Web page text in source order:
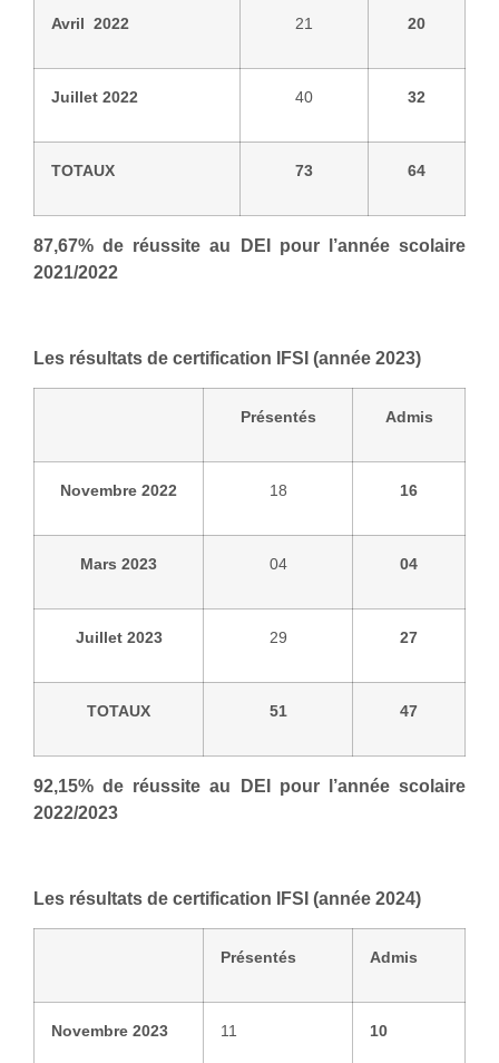
Avril 2022 21 20
Juillet 2022 40 32
TOTAUX 73 64
87,67% de réussite au DEI pour l’année scolaire
2021/2022
Les résultats de certification IFSI (année 2023)
Présentés Admis
Novembre 2022 18 16
Mars 2023 04 04
Juillet 2023 29 27
TOTAUX 51 47
92,15% de réussite au DEI pour l’année scolaire
2022/2023
Les résultats de certification IFSI (année 2024)
Présentés Admis
Novembre 2023 11 10